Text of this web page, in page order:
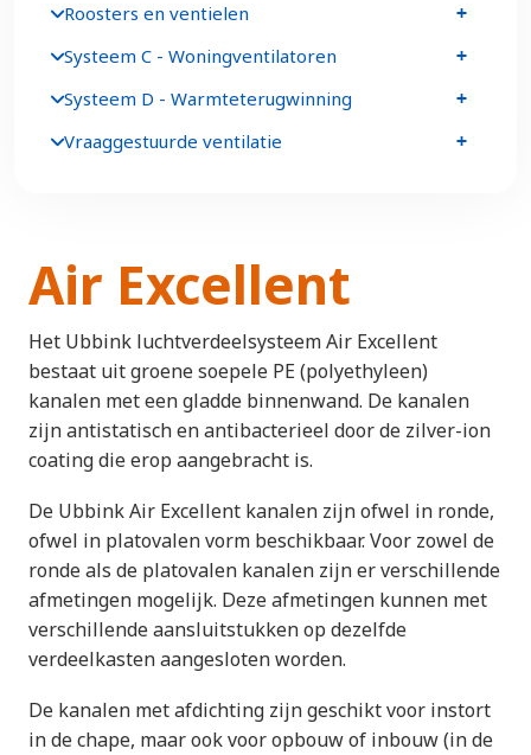
Air Excellent
Het Ubbink luchtverdeelsysteem Air Excellent
bestaat uit groene soepele PE (polyethyleen)
kanalen met een gladde binnenwand. De kanalen
zijn antistatisch en antibacterieel door de zilver-ion
coating die erop aangebracht is.
De Ubbink Air Excellent kanalen zijn ofwel in ronde,
ofwel in platovalen vorm beschikbaar. Voor zowel de
ronde als de platovalen kanalen zijn er verschillende
afmetingen mogelijk. Deze afmetingen kunnen met
verschillende aansluitstukken op dezelfde
verdeelkasten aangesloten worden.
De kanalen met afdichting zijn geschikt voor instort
in de chape, maar ook voor opbouw of inbouw (in de
Roosters en ventielen
Systeem C - Woningventilatoren
Systeem D - Warmteterugwinning
Vraaggestuurde ventilatie